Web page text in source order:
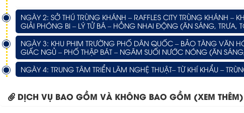
NGÀY 2: SỞ THÚ TRÙNG KHÁNH – RAFFLES CITY TRÙNG KHÁNH –
GIẢI PHÓNG BI – LÝ TỬ BÁ – HỒNG NHAI ĐỘNG (ĂN SÁNG, TRƯA,
NGÀY 3: KHU PHIM TRƯỜNG PHỐ DÂN QUỐC – BẢO TÀNG VĂN
GIẤC NGỦ – PHỐ THẬP BÁT – NGÂM SUỐI NƯỚC NÓNG (ĂN
NGÀY 4: TRUNG TÂM TRIỂN LÃM NGHỆ THUẬT– TỪ KHÍ KHẨU –
DỊCH VỤ BAO GỒM VÀ KHÔNG BAO GỒM (XEM THÊM)